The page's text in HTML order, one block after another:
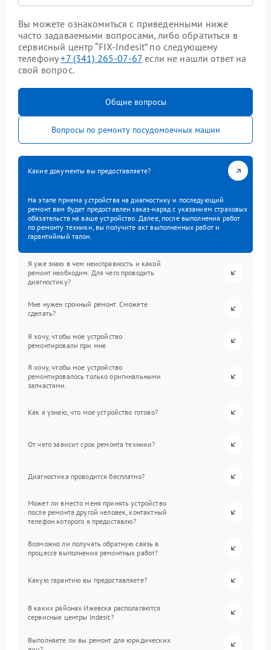
Вы можете ознакомиться с приведенными ниже
часто задаваемыми вопросами, либо обратиться в
сервисный центр “FIX-Indesit” по следующему
телефону+7 (341) 265-07-67 если не нашли ответ на
свой вопрос.
Общие вопросы
Вопросы по ремонту посудомоечных машин
Какие документы вы предоставляете?
На этапе приема устройства на диагностику и последующий
ремонт вам будет предоставлен заказ-наряд с указанием страховых
обязательств на ваше устройство. Далее, после выполнения работ
по ремонту техники, вы получите акт выполненных работ и
гарантийный талон.
Я уже знаю в чем неисправность и какой
ремонт необходим. Для чего проводить
диагностику?
Мне нужен срочный ремонт. Сможете
сделать?
Я хочу, чтобы мое устройство
ремонтировали при мне.
Я хочу, чтобы мое устройство
ремонтировалось только оригинальными
запчастями.
Как я узнаю, что мое устройство готово?
От чего зависит срок ремонта техники?
Диагностика проводится бесплатно?
Может ли вместо меня принять устройство
после ремонта другой человек, контактный
телефон которого я предоставлю?
Возможно ли получать обратную связь в
процессе выполнения ремонтных работ?
Какую гарантию вы предоставляете?
В каких районах Ижевска располагаются
сервисные центры Indesit?
Выполняете ли вы ремонт для юридических